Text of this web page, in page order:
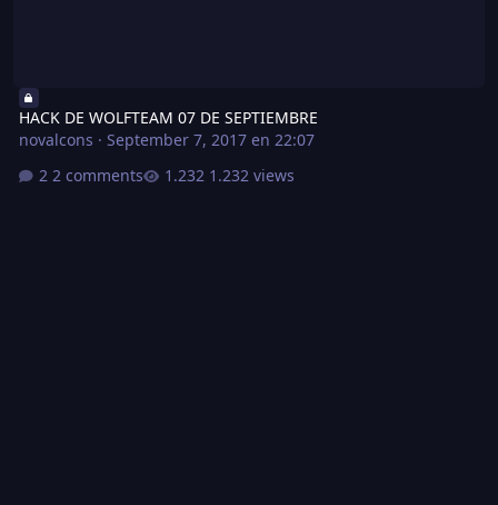
HACK DE WOLFTEAM 07 DE SEPTIEMBRE
novalcons · September 7, 2017 en 22:07
2 comments
1.232 views